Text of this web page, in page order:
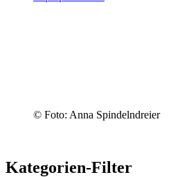
© Foto: Anna Spindelndreier
Kategorien-Filter